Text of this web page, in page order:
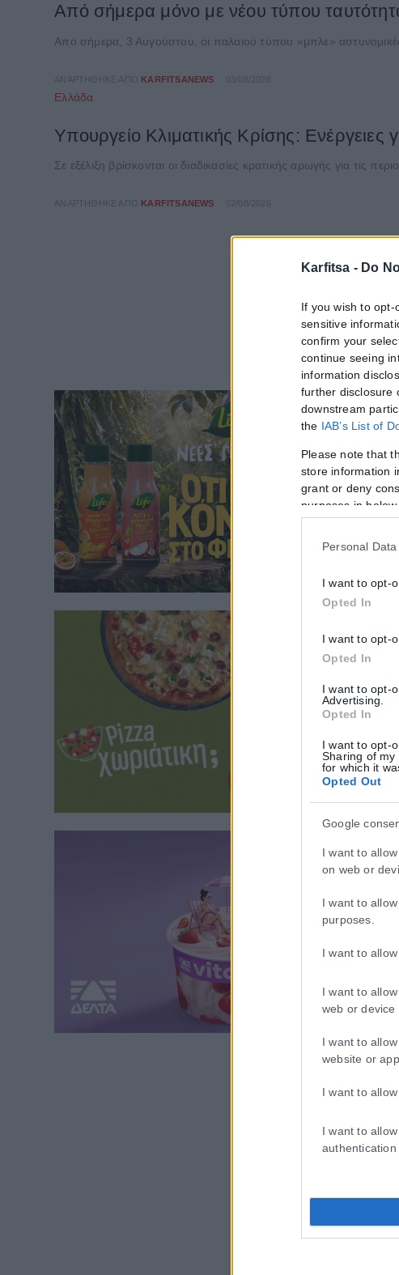
Karfitsa - Do
If you wish to
sensitive
confirm your
continue seeing
information
further disclosure
downstream
the IAB’s List of
Please note that
store information
grant or deny
purposes in
Personal
I want to opt-
Opted In
I want to opt-
Opted In
I want to opt-
Advertising.
Opted In
I want to opt-
Sharing of my
for which it
Opted Out
Google
I want to
on web or
I want to
purposes.
I want to
I want to
web or device
I want to
website or app.
I want to
I want to
Από σήμερα μόνο με νέου τύπου
Από σήμερα, 3 Αυγούστου, οι παλαιού τύπου «μπλε»
ΑΝΑΡΤΉΘΗΚΕ ΑΠΌ KARFITSANEWS
Ελλάδα
Υπουργείο Κλιματικής Κρίσης:
Σε εξέλιξη βρίσκονται οι διαδικασίες κρατικής αρωγής για τις
ΑΝΑΡΤΉΘΗΚΕ ΑΠΌ KARFITSANEWS